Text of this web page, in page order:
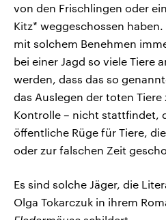
von den Frischlingen oder
Kitz* weggeschossen
mit solchem Benehmen
bei einer Jagd so viele Tiere
werden, dass das so
das Auslegen der toten
Kontrolle – nicht stattfindet,
öffentliche Rüge für Tiere,
oder zur falschen Zeit
Es sind solche Jäger, die
Olga Tokarczuk in ihrem